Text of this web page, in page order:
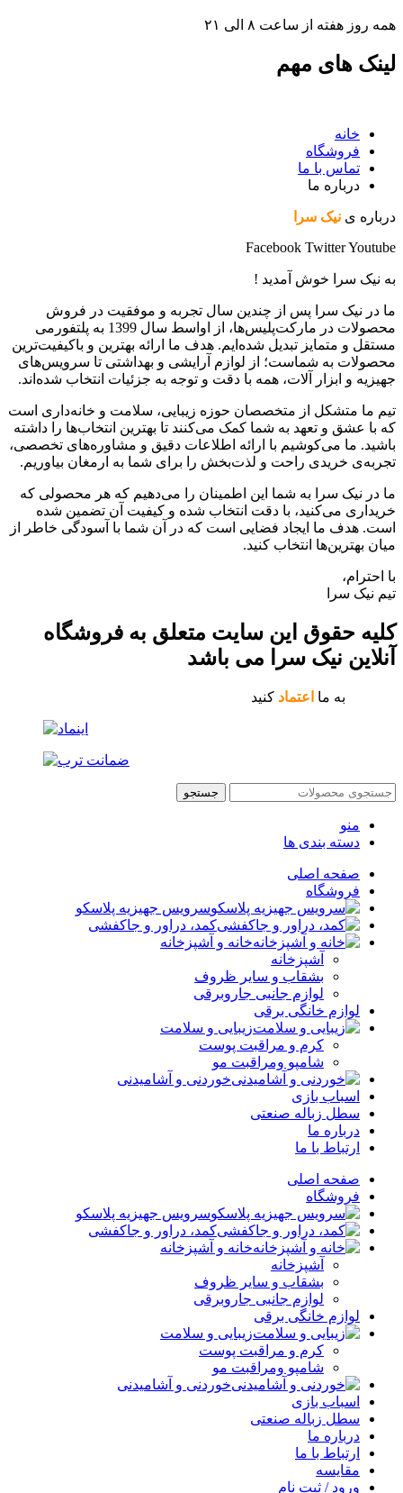
همه روز هفته از ساعت ٨ الی ۲۱
لینک های مهم
خانه
فروشگاه
تماس با ما
درباره ما
درباره ی نیک سرا
Facebook TwitterYoutube
به نیک سرا خوش آمدید !
ما در نیک سرا پس از چندین سال تجربه و موفقیت در فروش
محصولات در مارکت‌پلیس‌ها، از اواسط سال 1399 به پلتفورمی
مستقل و متمایز تبدیل شده‌ایم. هدف ما ارائه بهترین و باکیفیت‌ترین
محصولات به شماست؛ از لوازم آرایشی و بهداشتی تا سرویس‌های
جهیزیه و ابزار آلات، همه با دقت و توجه به جزئیات انتخاب شده‌اند.
تیم ما متشکل از متخصصان حوزه زیبایی، سلامت و خانه‌داری است
که با عشق و تعهد به شما کمک می‌کنند تا بهترین انتخاب‌ها را داشته
باشید. ما می‌کوشیم با ارائه اطلاعات دقیق و مشاوره‌های تخصصی،
تجربه‌ی خریدی راحت و لذت‌بخش را برای شما به ارمغان بیاوریم.
ما در نیک سرا به شما این اطمینان را می‌دهیم که هر محصولی که
خریداری می‌کنید، با دقت انتخاب شده و کیفیت آن تضمین شده
است. هدف ما ایجاد فضایی است که در آن شما با آسودگی خاطر از
میان بهترین‌ها انتخاب کنید.
با احترام،
تیم نیک سرا
کلیه حقوق این سایت متعلق به فروشگاه
آنلاین نیک سرا می باشد
به ما اعتماد کنید
جستجو
منو
دسته بندی ها
صفحه اصلی
فروشگاه
سرویس جهیزیه پلاسکو
کمد، دراور و جاکفشی
خانه و آشپزخانه
آشپزخانه
بشقاب و سایر ظروف
لوازم جانبی جاروبرقی
لوازم خانگی برقی
زیبایی و سلامت
کرم و مراقبت پوست
شامپو ومراقبت مو
خوردنی و آشامیدنی
اسباب بازی
سطل زباله صنعتی
درباره ما
ارتباط با ما
صفحه اصلی
فروشگاه
سرویس جهیزیه پلاسکو
کمد، دراور و جاکفشی
خانه و آشپزخانه
آشپزخانه
بشقاب و سایر ظروف
لوازم جانبی جاروبرقی
لوازم خانگی برقی
زیبایی و سلامت
کرم و مراقبت پوست
شامپو ومراقبت مو
خوردنی و آشامیدنی
اسباب بازی
سطل زباله صنعتی
درباره ما
ارتباط با ما
مقایسه
ورود / ثبت نام